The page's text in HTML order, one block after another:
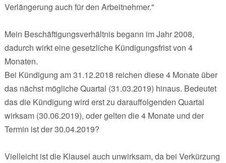
Verlängerung auch für den Arbeitnehmer."
Mein Beschäftigungsverhältnis begann im Jahr 2008,
dadurch wirkt eine gesetzliche Kündigungsfrist von 4
Monaten.
Bei Kündigung am 31.12.2018 reichen diese 4 Monate über
das nächst mögliche Quartal (31.03.2019) hinaus. Bedeutet
das die Kündigung wird erst zu darauffolgenden Quartal
wirksam (30.06.2019), oder gelten die 4 Monate und der
Termin ist der 30.04.2019?
Vielleicht ist die Klausel auch unwirksam, da bei Verkürzung